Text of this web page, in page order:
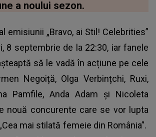
a noului sezon.
emisiunii „Bravo, ai Stil! Celebrities”
8 septembrie de la 22:30, iar fanele
să le vadă în acțiune pe cele
Negoiță, Olga Verbințchi, Ruxi,
Pamfile, Anda Adam și Nicoleta
nouă concurente care se vor lupta
mai stilată femeie din România”.